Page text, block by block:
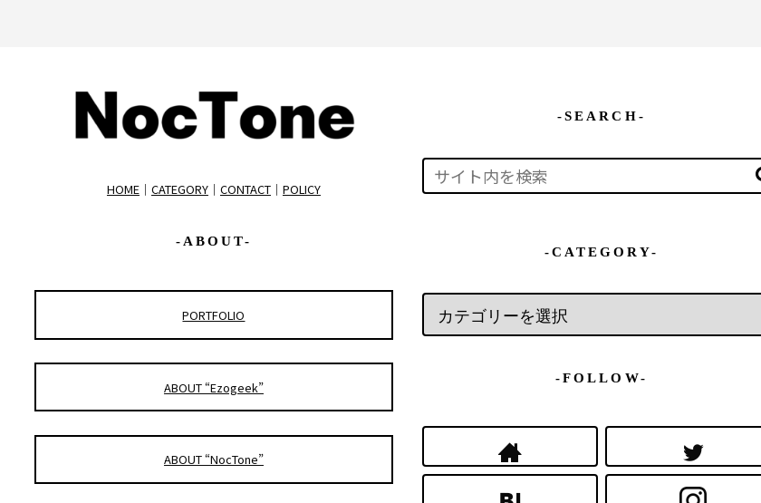
HOME｜ CATEGORY｜ CONTACT｜ POLICY
-ABOUT-
PORTFOLIO
ABOUT “Ezogeek”
ABOUT “NocTone”
-SEARCH-
-CATEGORY-
-FOLLOW-